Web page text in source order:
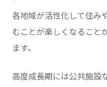
各地域が活性化して住み
むことが楽しくなること
ます。
高度成長期には公共施設